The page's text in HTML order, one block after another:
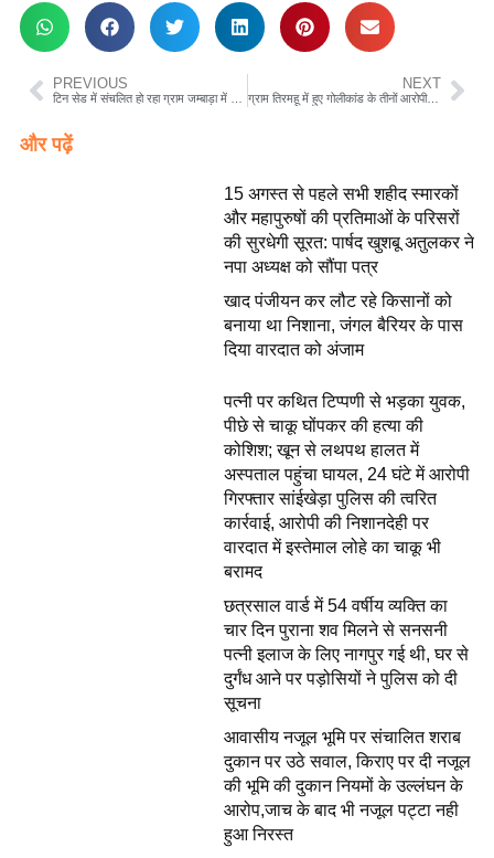
PREVIOUS NEXT
ग्राम तिरमहू में हुए गोलीकांड के तीनों आरोपी पुलिस की गिरफ्त में
और पढ़ें
15 अगस्त से पहले सभी शहीद स्मारकों
और महापुरुषों की प्रतिमाओं के परिसरों
की सुरधेगी सूरत: पार्षद खुशबू अतुलकर ने
नपा अध्यक्ष को सौंपा पत्र
खाद पंजीयन कर लौट रहे किसानों को
बनाया था निशाना, जंगल बैरियर के पास
दिया वारदात को अंजाम
पत्नी पर कथित टिप्पणी से भड़का युवक,
पीछे से चाकू घोंपकर की हत्या की
कोशिश; खून से लथपथ हालत में
अस्पताल पहुंचा घायल, 24 घंटे में आरोपी
गिरफ्तार सांईखेड़ा पुलिस की त्वरित
कार्रवाई, आरोपी की निशानदेही पर
वारदात में इस्तेमाल लोहे का चाकू भी
बरामद
छत्रसाल वार्ड में 54 वर्षीय व्यक्ति का
चार दिन पुराना शव मिलने से सनसनी
पत्नी इलाज के लिए नागपुर गई थी, घर से
दुर्गंध आने पर पड़ोसियों ने पुलिस को दी
सूचना
आवासीय नजूल भूमि पर संचालित शराब
दुकान पर उठे सवाल, किराए पर दी नजूल
की भूमि की दुकान नियमों के उल्लंघन के
आरोप,जाच के बाद भी नजूल पट्टा नही
हुआ निरस्त